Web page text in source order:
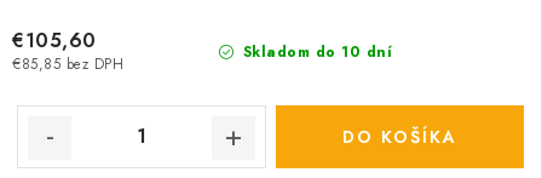
Skladom do 10 dní
€85,85 bez DPH
€105,60
DO KOŠÍKA